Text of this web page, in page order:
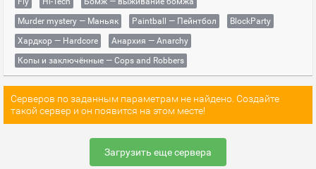
Murder mystery — Маньяк
Paintball — Пейнтбол
BlockParty
Хардкор — Hardcore
Анархия — Anarchy
Копы и заключённые — Cops and Robbers
Серверов по заданным параметрам не найдено. Создайте
такой сервер и он появится на этом месте!
Загрузить еще сервера